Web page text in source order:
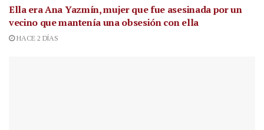
Ella era Ana Yazmín, mujer que fue asesinada por un
vecino que mantenía una obsesión con ella
HACE 2 DÍAS